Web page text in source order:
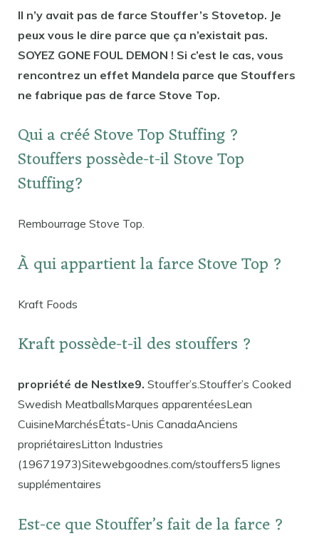
Il n’y avait pas de farce Stouffer’s Stovetop. Je
peux vous le dire parce que ça n’existait pas.
SOYEZ GONE FOUL DEMON ! Si c’est le cas, vous
rencontrez un effet Mandela parce que Stouffers
ne fabrique pas de farce Stove Top.
Qui a créé Stove Top Stuffing ?
Stouffers possède-t-il Stove Top
Stuffing?
Rembourrage Stove Top.
À qui appartient la farce Stove Top ?
Kraft Foods
Kraft possède-t-il des stouffers ?
propriété de Nestlxe9. Stouffer’s.Stouffer’s Cooked
Swedish MeatballsMarques apparentéesLean
CuisineMarchésÉtats-Unis CanadaAnciens
propriétairesLitton Industries
(19671973)Sitewebgoodnes.com/stouffers5 lignes
supplémentaires
Est-ce que Stouffer’s fait de la farce ?